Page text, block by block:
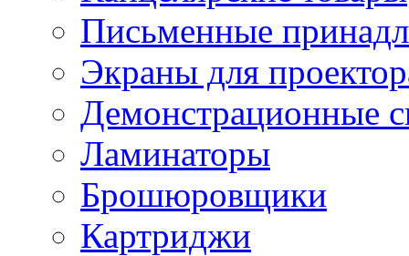
Письменные
Экраны для
Демонстрационные
Ламинаторы
Брошюровщики
Картриджи